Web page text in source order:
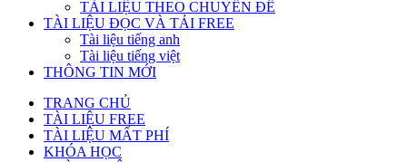
TÀI LIỆU THEO CHUYÊN ĐỀ
TÀI LIỆU ĐỌC VÀ TẢI FREE
Tài liệu tiếng anh
Tài liệu tiếng việt
THÔNG TIN MỚI
TRANG CHỦ
TÀI LIỆU FREE
TÀI LIỆU MẤT PHÍ
KHÓA HỌC